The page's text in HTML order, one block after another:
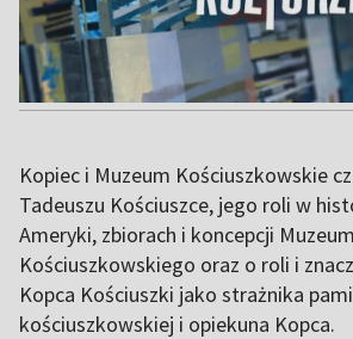
Kopiec i Muzeum Kościuszkowskie
Tadeuszu Kościuszce, jego roli w
Ameryki, zbiorach i koncepcji Muzeum
Kościuszkowskiego oraz o roli i
Kopca Kościuszki jako strażnika
kościuszkowskiej i opiekuna Kopca.